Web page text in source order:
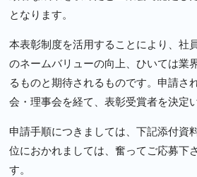
となります。
本表彰制度を活用することにより、社
のネームバリューの向上、ひいては業
るものと期待されるものです。申請さ
会・理事会を経て、表彰受賞者を決定
申請手順につきましては、下記添付資
位におかれましては、奮ってご応募下
す。